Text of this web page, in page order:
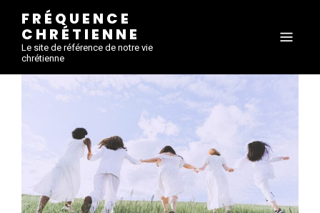
FRÉQUENCE
CHRÉTIENNE
Le site de référence de notre vie
chrétienne